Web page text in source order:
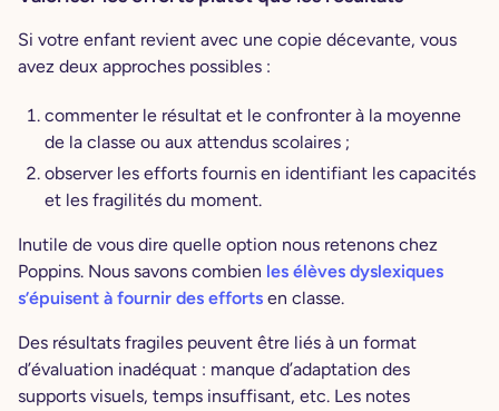
Si votre enfant revient avec une copie décevante, vous
avez deux approches possibles :
commenter le résultat et le confronter à la moyenne
de la classe ou aux attendus scolaires ;
observer les efforts fournis en identifiant les capacités
et les fragilités du moment.
Inutile de vous dire quelle option nous retenons chez
Poppins. Nous savons combien les élèves dyslexiques
s’épuisent à fournir des efforts en classe.
Des résultats fragiles peuvent être liés à un format
d’évaluation inadéquat : manque d’adaptation des
supports visuels, temps insuffisant, etc. Les notes